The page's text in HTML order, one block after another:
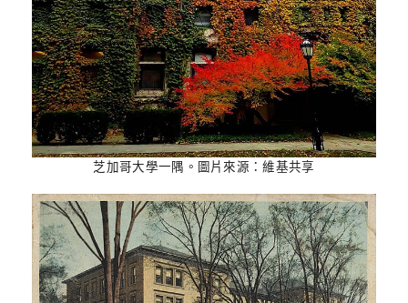
芝加哥大學一隅。圖片來源：維基共享